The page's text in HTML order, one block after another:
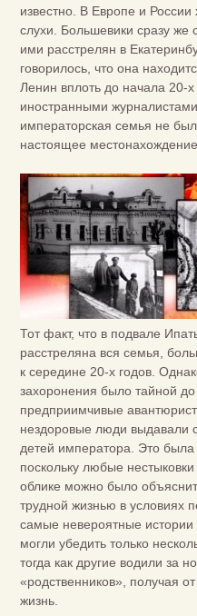
известно. В Европе и
слухи. Большевики сразу
ими расстрелян в
говорилось, что она
Ленин вплоть до начала 20-х
иностранными
императорская семья не
настоящее
Тот факт, что в подвале
расстреляна вся семья,
к середине 20-х годов.
захоронения было тайной
предприимчивые
нездоровые люди выдавали
детей императора. Это была
поскольку любые
облике можно было
трудной жизнью в условиях
самые невероятные
могли убедить только
тогда как другие водили за
«родственников», получая
жизнь.